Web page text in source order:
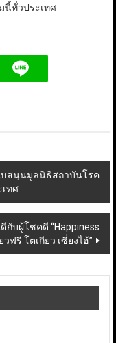
นี้ทั่วประเทศ
บสนุนมูลนิธิสถาบันโรค
ทศ
บผู้โชคดี “Happiness
วฟรี โตเกียว เซี่ยงไฮ้”